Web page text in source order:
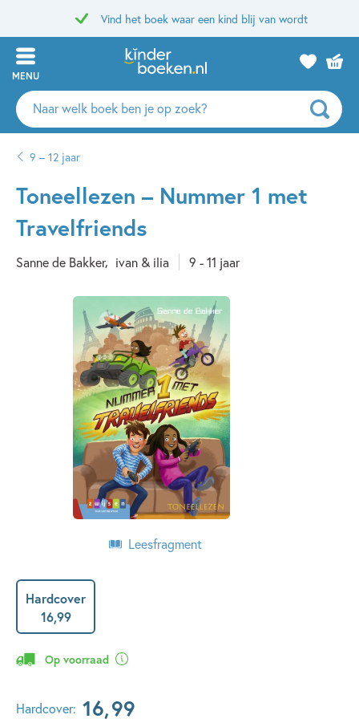
Vind het boek waar een kind blij van wordt
MENU
Zoeken
naar
auteurs
uitgevers
9 – 12 jaar
Toneellezen – Nummer 1 met
Travelfriends
Sanne de Bakker ivan & ilia 9 - 11 jaar
Leesfragment
Hardcover
16,99
Op voorraad
Hardcover: 16,99